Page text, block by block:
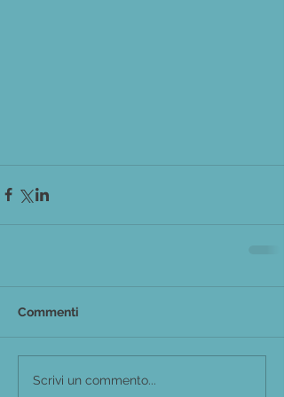
Commenti
Scrivi un commento...